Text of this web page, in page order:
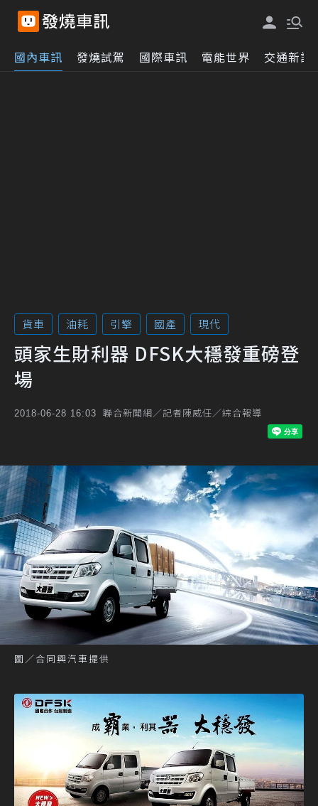
國內車訊 發燒試駕 國際車訊 電能世界 交通新訊
貨車 油耗 引擎 國產 現代
頭家生財利器 DFSK大穩發重磅登
場
2018-06-28 16:03 聯合新聞網／記者陳威任／綜合報導
圖／合同興汽車提供